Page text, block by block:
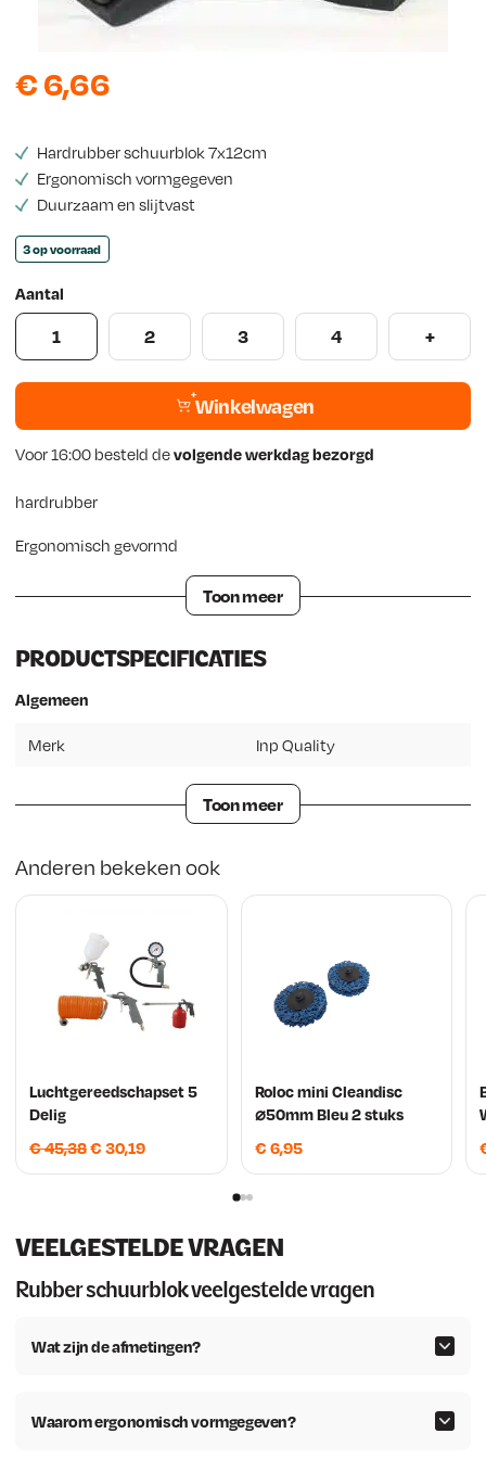
s
€6,66
Hardrubber schuurblok 7x12cm
Ergonomisch vormgegeven
Duurzaam en slijtvast
3 op voorraad
Aantal
1 2 3 4 +
Winkelwagen
Voor 16:00 besteld devolgende werkdag bezorgd
hardrubber
Ergonomisch gevormd
Toon meer
PRODUCTSPECIFICATIES
Algemeen
Merk Inp Quality
Toon meer
Anderen bekeken ook
Luchtgereedschapset 5
Delig
€45,38O
o
p
o
k
i
€ 30,19H
u
i
e
r
s
Roloc mini Cleandisc
⌀50mm Bleu 2 stuks
€ 6,95
VEELGESTELDE VRAGEN
Rubber schuurblok veelgestelde vragen
Wat zijn de afmetingen?
Waarom ergonomisch vormgegeven?